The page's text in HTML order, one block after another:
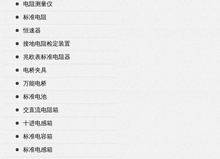
电阻测量仪
标准电阻
恒速器
接地电阻检定装置
兆欧表标准电阻器
电桥夹具
万能电桥
标准电池
交直流电阻箱
十进电感箱
标准电容箱
标准电感箱